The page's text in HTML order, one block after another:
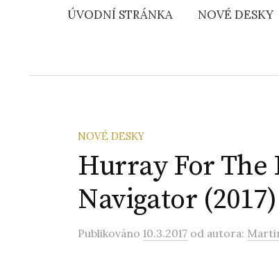
ÚVODNÍ STRÁNKA NOVÉ DESKY
NOVÉ DESKY
Hurray For The
Navigator (2017)
Publikováno 10.3.2017 od autora: